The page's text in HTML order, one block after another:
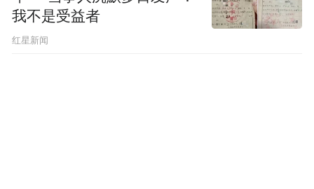
我不是受益者
红星新闻